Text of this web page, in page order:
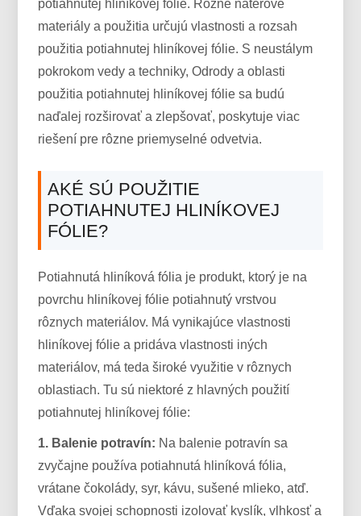
potiahnutej hliníkovej fólie. Rôzne náterové
materiály a použitia určujú vlastnosti a rozsah
použitia potiahnutej hliníkovej fólie. S neustálym
pokrokom vedy a techniky, Odrody a oblasti
použitia potiahnutej hliníkovej fólie sa budú
naďalej rozširovať a zlepšovať, poskytuje viac
riešení pre rôzne priemyselné odvetvia.
AKÉ SÚ POUŽITIE
POTIAHNUTEJ HLINÍKOVEJ
FÓLIE?
Potiahnutá hliníková fólia je produkt, ktorý je na
povrchu hliníkovej fólie potiahnutý vrstvou
rôznych materiálov. Má vynikajúce vlastnosti
hliníkovej fólie a pridáva vlastnosti iných
materiálov, má teda široké využitie v rôznych
oblastiach. Tu sú niektoré z hlavných použití
potiahnutej hliníkovej fólie:
1. Balenie potravín: Na balenie potravín sa
zvyčajne používa potiahnutá hliníková fólia,
vrátane čokolády, syr, kávu, sušené mlieko, atď.
Vďaka svojej schopnosti izolovať kyslík, vlhkosť a